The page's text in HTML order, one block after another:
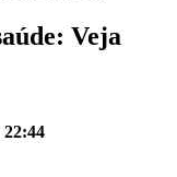
Veja
22:44